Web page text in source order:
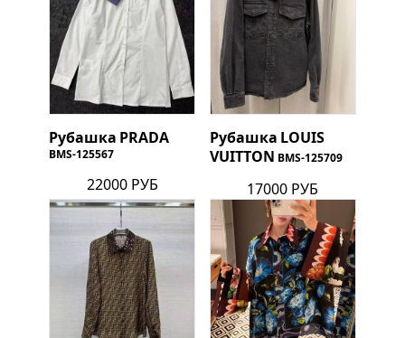
Рубашка PRADA
BMS-125567
22000 РУБ
Рубашка LOUIS
VUITTON BMS-125709
17000 РУБ